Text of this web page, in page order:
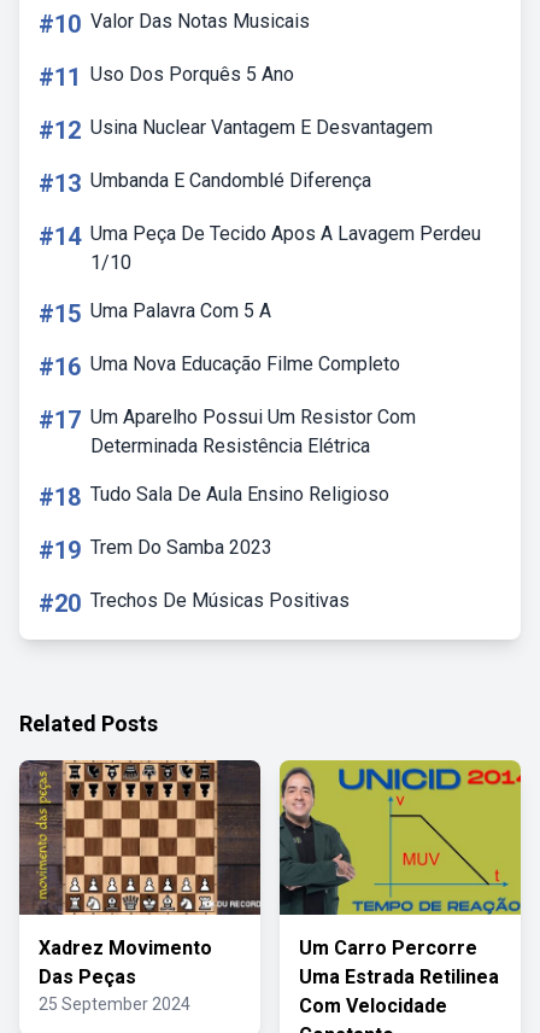
#10 Valor Das Notas Musicais
#11 Uso Dos Porquês 5 Ano
#12 Usina Nuclear Vantagem E Desvantagem
#13 Umbanda E Candomblé Diferença
#14 Uma Peça De Tecido Apos A Lavagem Perdeu
1/10
#15 Uma Palavra Com 5 A
#16 Uma Nova Educação Filme Completo
#17 Um Aparelho Possui Um Resistor Com
Determinada Resistência Elétrica
#18 Tudo Sala De Aula Ensino Religioso
#19 Trem Do Samba 2023
#20 Trechos De Músicas Positivas
Related Posts
Xadrez Movimento
Das Peças
25 September 2024
Um Carro Percorre
Uma Estrada Retilinea
Com Velocidade